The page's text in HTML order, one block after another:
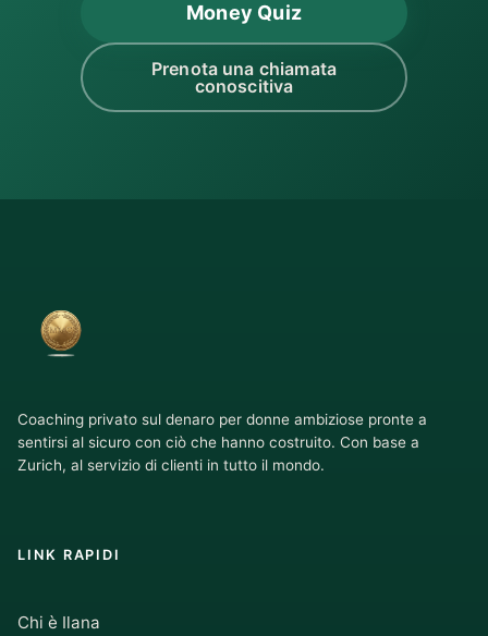
Money Quiz
Prenota una chiamata
conoscitiva
Coaching privato sul denaro per donne ambiziose pronte a
sentirsi al sicuro con ciò che hanno costruito. Con base a
Zurich, al servizio di clienti in tutto il mondo.
LINK RAPIDI
Chi è Ilana